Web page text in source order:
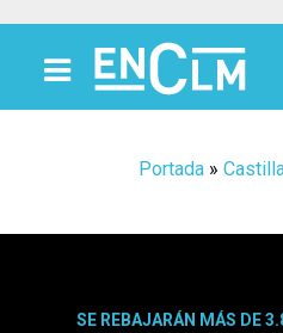
Portada »
SE REBAJARÁN MÁS DE